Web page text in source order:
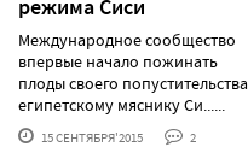
режима Сиси
Международное сообщество
впервые начало пожинать
плоды своего попустительства
египетскому мяснику Си......
15 СЕНТЯБРЯ'2015 2